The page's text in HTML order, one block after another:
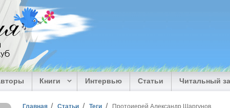
Книги Интервью Статьи Читальный
Главная Статьи Теги Протоиерей Александр Шаргунов